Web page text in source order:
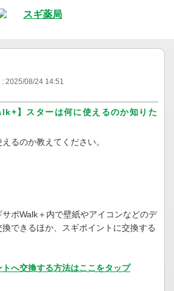
: 2025/08/24 14:51
】スターは何に使えるのか知りた
るのか教えてください。
ポWalk＋内で壁紙やアイコンなどのデ
できるほか、スギポイントに交換する
へ交換する方法はここをタップ